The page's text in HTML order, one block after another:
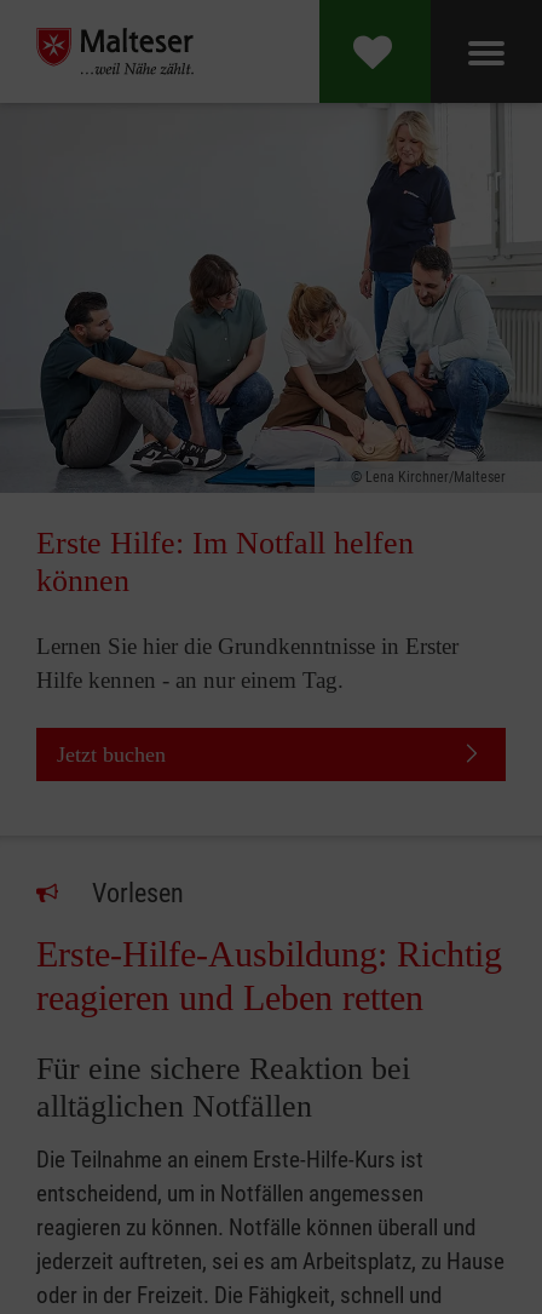
Lena Kirchner/Malteser
Erste Hilfe: Im Notfall helfen
können
Lernen Sie hier die Grundkenntnisse in Erster
Hilfe kennen - an nur einem Tag.
Jetzt buchen
Vorlesen
Erste-Hilfe-Ausbildung: Richtig
reagieren und Leben retten
Für eine sichere Reaktion bei
alltäglichen Notfällen
Die Teilnahme an einem Erste-Hilfe-Kurs ist
entscheidend, um in Notfällen angemessen
reagieren zu können. Notfälle können überall und
jederzeit auftreten, sei es am Arbeitsplatz, zu Hause
oder in der Freizeit. Die Fähigkeit, schnell und